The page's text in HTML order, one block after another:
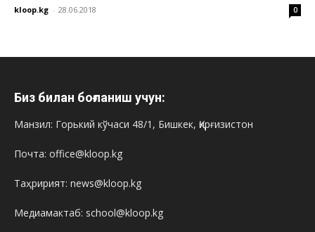
kloop.kg - 28.06.2018 0
Биз билан боғланиш учун:
Манзил: Горький кўчаси 48/1, Бишкек, Қирғизистон
Почта: office@kloop.kg
Таҳририят: news@kloop.kg
Медиамактаб: school@kloop.kg